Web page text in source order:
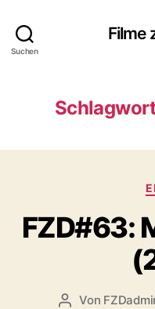
Suchen
Filme
FZD#63:
Beitragsautor
Von